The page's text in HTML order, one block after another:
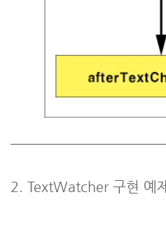
2. TextWatcher 구현 예제